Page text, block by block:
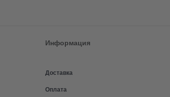
Информация
Доставка
Оплата